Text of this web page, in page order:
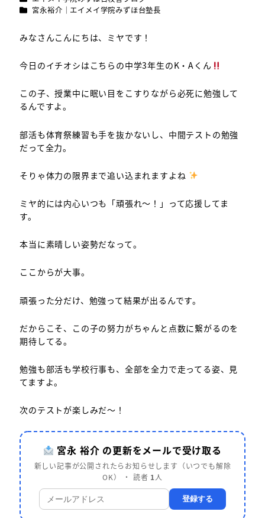
カテゴリー
宮永裕介｜エイメイ学院みずほ台塾長
みなさんこんにちは、ミヤです！
今日のイチオシはこちらの中学3年生のK・Aくん
この子、授業中に眠い目をこすりながら必死に勉強して
るんですよ。
部活も体育祭練習も手を抜かないし、中間テストの勉強
だって全力。
そりゃ体力の限界まで追い込まれますよね
ミヤ的には内心いつも「頑張れ～！」って応援してま
す。
本当に素晴しい姿勢だなって。
ここからが大事。
頑張った分だけ、勉強って結果が出るんです。
だからこそ、この子の努力がちゃんと点数に繋がるのを
期待してる。
勉強も部活も学校行事も、全部を全力で走ってる姿、見
てますよ。
次のテストが楽しみだ～！
宮永 裕介 の更新をメールで受け取る
新しい記事が公開されたらお知らせします（いつでも解除
OK） ・ 読者 1 人
登録する